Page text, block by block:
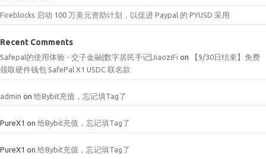
Fireblocks 启动 100 万美元资助计划，以促进 Paypal 的 PYUSD 采用
Recent Comments
Safepal的使用体验 - 交子金融|数字居民手记|JiaoziFi on
【9/30日结束】免费
领取硬件钱包 SafePal X1 USDC 联名款
admin on 给Bybit充值，忘记填Tag了
PureX1 on 给Bybit充值，忘记填Tag了
PureX1 on 给Bybit充值，忘记填Tag了